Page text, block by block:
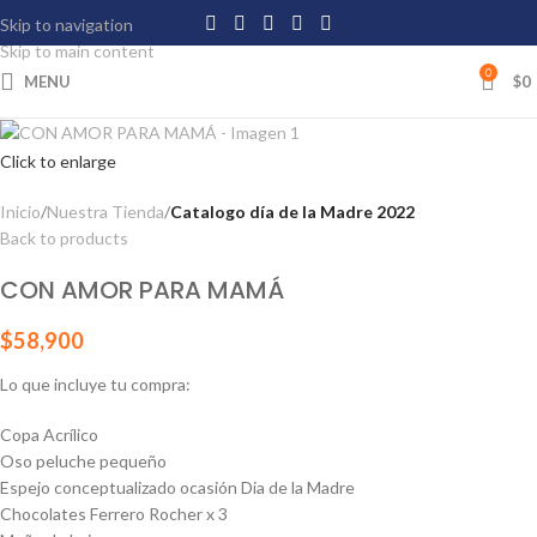
Skip to navigation
Skip to main content
MENU 0 $0
Click to enlarge
Inicio Nuestra Tienda Catalogo día de la Madre 2022
Back to products
CON AMOR PARA MAMÁ
$58,900
Lo que incluye tu compra:
Copa Acrílico
Oso peluche pequeño
Espejo conceptualizado ocasión Dia de la Madre
Chocolates Ferrero Rocher x 3